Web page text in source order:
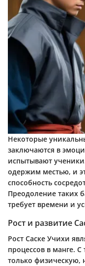
Некоторые
заключаются в
испытывают
одержим местью, и
способность
Преодоление таких
требует времени и
Рост и развитие
Рост Саске Учихи
процессов в манге.
только физическую,